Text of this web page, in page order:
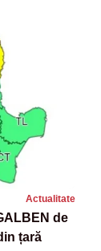
Actualitate
de
țară